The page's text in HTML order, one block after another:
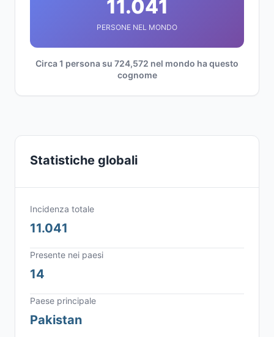
11.041
PERSONE NEL MONDO
Circa 1 persona su 724,572 nel mondo ha questo
cognome
Statistiche globali
Incidenza totale
11.041
Presente nei paesi
14
Paese principale
Pakistan